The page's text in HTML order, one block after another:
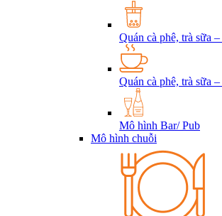
Quán cà phê, trà sữa
Quán cà phê, trà sữa –
Mô hình Bar/ Pub
Mô hình chuỗi